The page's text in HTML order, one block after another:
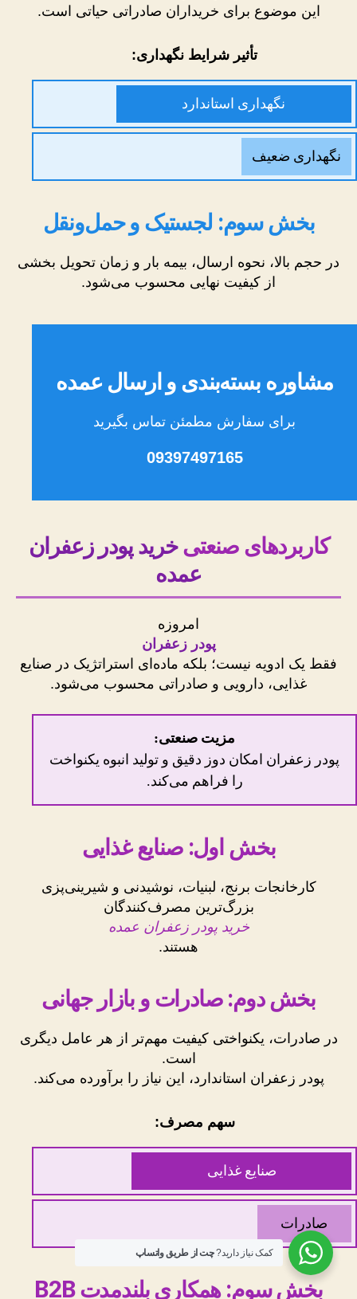
این موضوع برای خریداران صادراتی حیاتی است.
تأثیر شرایط نگهداری:
نگهداری استاندارد
نگهداری ضعیف
بخش سوم: لجستیک و حمل‌ونقل
در حجم بالا، نحوه ارسال، بیمه بار و زمان تحویل بخشی
از کیفیت نهایی محسوب می‌شود.
مشاوره بسته‌بندی و ارسال عمده
برای سفارش مطمئن تماس بگیرید
09397497165
کاربردهای صنعتیخرید پودر زعفران
عمده
امروزه
پودر زعفران
فقط یک ادویه نیست؛ بلکه ماده‌ای استراتژیک در صنایع
غذایی، دارویی و صادراتی محسوب می‌شود.
مزیت صنعتی:
پودر زعفران امکان دوز دقیق و تولید انبوه یکنواخت
را فراهم می‌کند.
بخش اول: صنایع غذایی
کارخانجات برنج، لبنیات، نوشیدنی و شیرینی‌پزی
بزرگ‌ترین مصرف‌کنندگان
خرید پودر زعفران عمده
هستند.
بخش دوم: صادرات و بازار جهانی
در صادرات، یکنواختی کیفیت مهم‌تر از هر عامل دیگری
است.
پودر زعفران استاندارد، این نیاز را برآورده می‌کند.
سهم مصرف:
صنایع غذایی
صادرات
بخش سوم: همکاری بلندمدت B2B
کمک نیاز دارید?چت از طریق واتساپ